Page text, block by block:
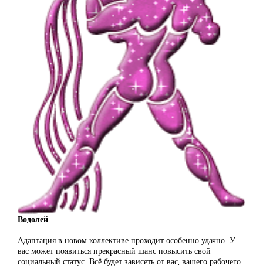
Водолей
Адаптация в новом коллективе проходит особенно удачно. У
вас может появиться прекрасный шанс повысить свой
социальный статус. Всё будет зависеть от вас, вашего рабочего